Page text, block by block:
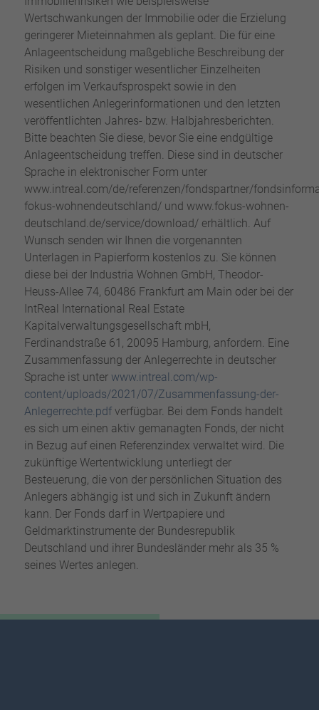
Wertschwankungen der Immobilie oder die Erzielung
geringerer Mieteinnahmen als geplant. Die für eine
Anlageentscheidung maßgebliche Beschreibung der
Risiken und sonstiger wesentlicher Einzelheiten
erfolgen im Verkaufsprospekt sowie in den
wesentlichen Anlegerinformationen und den letzten
veröffentlichten Jahres- bzw. Halbjahresberichten.
Bitte beachten Sie diese, bevor Sie eine endgültige
Anlageentscheidung treffen. Diese sind in deutscher
Sprache in elektronischer Form unter
www.intreal.com/de/referenzen/fondspartner/
fokus-wohnendeutschland/ und www.fokus-wohnen-
deutschland.de/service/download/ erhältlich. Auf
Wunsch senden wir Ihnen die vorgenannten
Unterlagen in Papierform kostenlos zu. Sie können
diese bei der Industria Wohnen GmbH, Theodor-
Heuss-Allee 74, 60486 Frankfurt am Main oder bei der
IntReal International Real Estate
Kapitalverwaltungsgesellschaft mbH,
Ferdinandstraße 61, 20095 Hamburg, anfordern. Eine
Zusammenfassung der Anlegerrechte in deutscher
Sprache ist unter www.intreal.com/wp-
content/uploads/2021/07/Zusammenfassung-der-
Anlegerrechte.pdfverfügbar. Bei dem Fonds handelt
es sich um einen aktiv gemanagten Fonds, der nicht
in Bezug auf einen Referenzindex verwaltet wird. Die
zukünftige Wertentwicklung unterliegt der
Besteuerung, die von der persönlichen Situation des
Anlegers abhängig ist und sich in Zukunft ändern
kann. Der Fonds darf in Wertpapiere und
Geldmarktinstrumente der Bundesrepublik
Deutschland und ihrer Bundesländer mehr als 35 %
seines Wertes anlegen.